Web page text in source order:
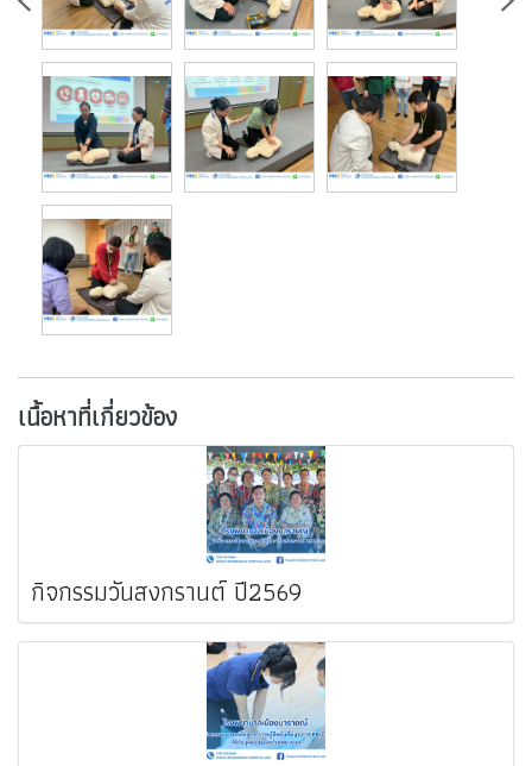
เนื้อหาที่เกี่ยวข้อง
กิจกรรมวันสงกรานต์ ปี2569